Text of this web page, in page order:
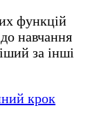
функцій
навчання
за інші
крок